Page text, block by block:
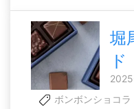
堀
ド
ボンボンショコラ